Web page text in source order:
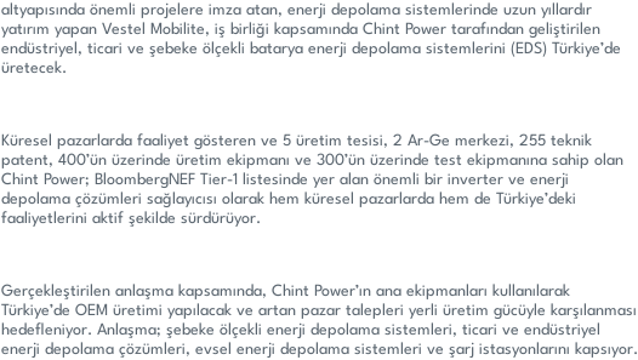
altyapısında önemli projelere imza atan, enerji depolama sistemlerinde uzun yıllardır
yatırım yapan Vestel Mobilite, iş birliği kapsamında Chint Power tarafından geliştirilen
endüstriyel, ticari ve şebeke ölçekli batarya enerji depolama sistemlerini (EDS) Türkiye’de
üretecek.
Küresel pazarlarda faaliyet gösteren ve 5 üretim tesisi, 2 Ar-Ge merkezi, 255 teknik
patent, 400’ün üzerinde üretim ekipmanı ve 300’ün üzerinde test ekipmanına sahip olan
Chint Power; BloombergNEF Tier-1 listesinde yer alan önemli bir inverter ve enerji
depolama çözümleri sağlayıcısı olarak hem küresel pazarlarda hem de Türkiye’deki
faaliyetlerini aktif şekilde sürdürüyor.
Gerçekleştirilen anlaşma kapsamında, Chint Power’ın ana ekipmanları kullanılarak
Türkiye’de OEM üretimi yapılacak ve artan pazar talepleri yerli üretim gücüyle karşılanması
hedefleniyor. Anlaşma; şebeke ölçekli enerji depolama sistemleri, ticari ve endüstriyel
enerji depolama çözümleri, evsel enerji depolama sistemleri ve şarj istasyonlarını kapsıyor.